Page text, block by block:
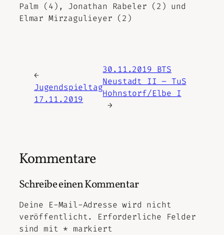
Palm (4), Jonathan Rabeler (2) und
Elmar Mirzagulieyer (2)
←
Jugendspieltag
17.11.2019
30.11.2019 BTS
Neustadt II – TuS
Hohnstorf/Elbe I
→
Kommentare
Schreibe einen Kommentar
Deine E-Mail-Adresse wird nicht
veröffentlicht.
Erforderliche Felder
sind mit * markiert